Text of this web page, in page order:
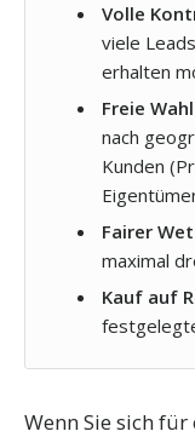
Volle
viele
erhalten
Freie Wahl
nach
Kunden
Fairer
maximal
Kauf auf
Wenn Sie sich